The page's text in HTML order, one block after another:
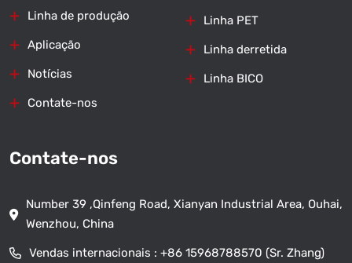
Linha de produção
Aplicação
Notícias
Contate-nos
Linha PET
Linha derretida
Linha BICO
Contate-nos
Number 39 ,Qinfeng Road, Xianyan Industrial Area, Ouhai,
Wenzhou, China
Vendas internacionais : +86 15968788570 (Sr. Zhang)